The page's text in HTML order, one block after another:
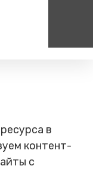
в
контент-
с